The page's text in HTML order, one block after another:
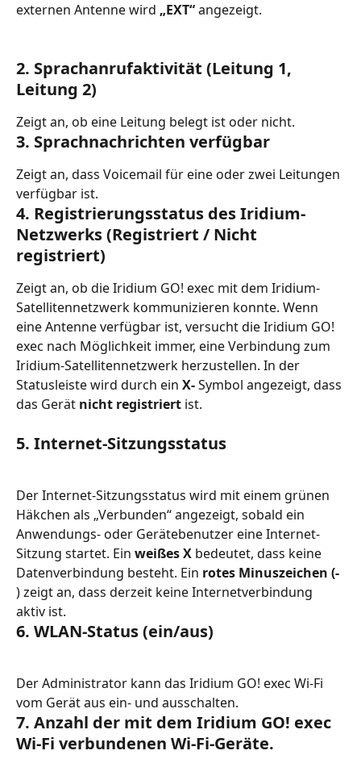
externen Antenne wird „EXT“ angezeigt.
2. Sprachanrufaktivität (Leitung 1,
Leitung 2)
Zeigt an, ob eine Leitung belegt ist oder nicht.
3. Sprachnachrichten verfügbar
Zeigt an, dass Voicemail für eine oder zwei Leitungen
verfügbar ist.
4. Registrierungsstatus des Iridium-
Netzwerks (Registriert / Nicht
registriert)
Zeigt an, ob die Iridium GO! exec mit dem Iridium-
Satellitennetzwerk kommunizieren konnte. Wenn
eine Antenne verfügbar ist, versucht die Iridium GO!
exec nach Möglichkeit immer, eine Verbindung zum
Iridium-Satellitennetzwerk herzustellen. In der
Statusleiste wird durch ein X- Symbol angezeigt, dass
das Gerät nicht registriert ist.
5. Internet-Sitzungsstatus
Der Internet-Sitzungsstatus wird mit einem grünen
Häkchen als „Verbunden“ angezeigt, sobald ein
Anwendungs- oder Gerätebenutzer eine Internet-
Sitzung startet. Ein weißes X bedeutet, dass keine
Datenverbindung besteht. Ein rotes Minuszeichen (-
) zeigt an, dass derzeit keine Internetverbindung
aktiv ist.
6. WLAN-Status (ein/aus)
Der Administrator kann das Iridium GO! exec Wi-Fi
vom Gerät aus ein- und ausschalten.
7. Anzahl der mit dem Iridium GO! exec
Wi-Fi verbundenen Wi-Fi-Geräte.